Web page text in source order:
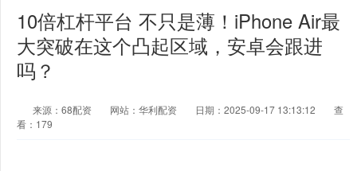
10倍杠杆平台 不只是薄！iPhone Air最
大突破在这个凸起区域，安卓会跟进
吗？
来源：68配资 网站：华利配资 日期：2025-09-17 13:13:12
查
看：179